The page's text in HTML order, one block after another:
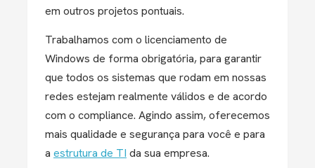
em outros projetos pontuais.
Trabalhamos com o licenciamento de
Windows de forma obrigatória, para garantir
que todos os sistemas que rodam em nossas
redes estejam realmente válidos e de acordo
com o compliance. Agindo assim, oferecemos
mais qualidade e segurança para você e para
a estrutura de TI da sua empresa.